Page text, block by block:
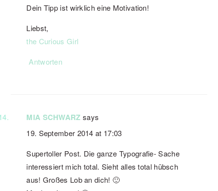
Dein Tipp ist wirklich eine Motivation!
Liebst,
the Curious Girl
Antworten
MIA SCHWARZ says
19. September 2014 at 17:03
Supertoller Post. Die ganze Typografie- Sache
interessiert mich total. Sieht alles total hübsch
aus! Großes Lob an dich! 🙂